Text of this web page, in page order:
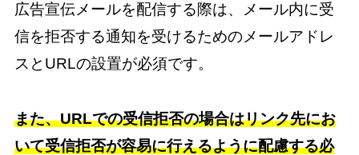
広告宣伝メールを配信する際は、メール内に受
信を拒否する通知を受けるためのメールアドレ
スとURLの設置が必須です。
また、URLでの受信拒否の場合はリンク先にお
いて受信拒否が容易に行えるように配慮する必